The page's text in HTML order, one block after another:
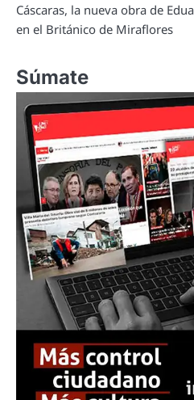
Cáscaras, la nueva obra de
en el Británico de Miraflores
Súmate